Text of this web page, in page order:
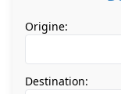
Origine:
Destination: